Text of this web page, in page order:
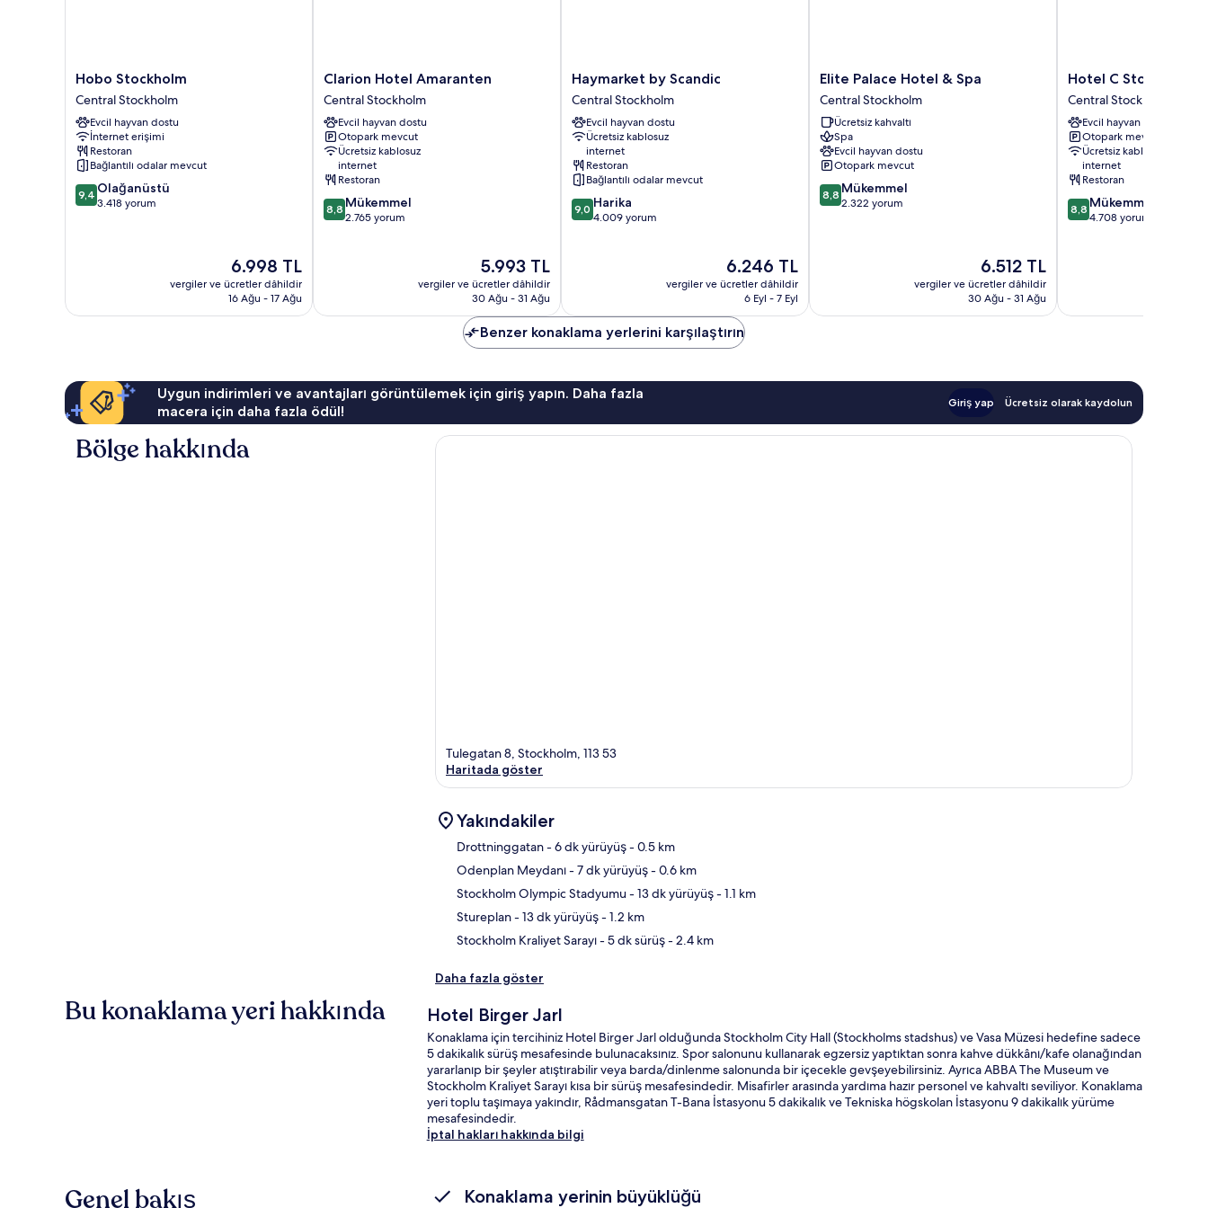
Hobo
Stockholm
Central
Stockholm
Hobo Stockholm
Central Stockholm
Evcil hayvan dostu
İnternet erişimi
Restoran
Bağlantılı odalar mevcut
10
üzerinden
9,4 Olağanüstü
3.418 yorum
Güncel
fiyat:
6.998 TL
6.998 TL
vergiler ve ücretler dâhildir
16 Ağu - 17 Ağu
Clarion
Hotel
Amaranten
Central
Stockholm
Clarion Hotel Amaranten
Central Stockholm
Evcil hayvan dostu
Otopark mevcut
Ücretsiz kablosuz
internet
Restoran
10
üzerinden
8,8 Mükemmel
2.765 yorum
Güncel
fiyat:
5.993 TL
5.993 TL
vergiler ve ücretler dâhildir
30 Ağu - 31 Ağu
Haymarket
by
Scandic
Central
Stockholm
Haymarket by Scandic
Central Stockholm
Evcil hayvan dostu
Ücretsiz kablosuz
internet
Restoran
Bağlantılı odalar mevcut
10
üzerinden
9,0 Harika
4.009 yorum
Güncel
fiyat:
6.246 TL
6.246 TL
vergiler ve ücretler dâhildir
6 Eyl - 7 Eyl
Elite
Palace
Hotel
&
Spa
Central
Stockholm
Elite Palace Hotel & Spa
Central Stockholm
Ücretsiz kahvaltı
Spa
Evcil hayvan dostu
Otopark mevcut
10
üzerinden
8,8 Mükemmel
2.322 yorum
Güncel
fiyat:
6.512 TL
6.512 TL
vergiler ve ücretler dâhildir
30 Ağu - 31 Ağu
Hotel
C
Stockholm
Central
Stockholm
Hotel C Stockholm
Central Stockholm
Evcil hayvan dostu
Otopark mevcut
Ücretsiz kablosuz
internet
Restoran
10
üzerinden
8,8 Mükemmel
4.708 yorum
Benzer konaklama yerlerini karşılaştırın
Uygun indirimleri ve avantajları görüntülemek için giriş yapın. Daha fazla
macera için daha fazla ödül!
Giriş yap Ücretsiz olarak kaydolun
Bölge hakkında
Tulegatan 8, Stockholm, 113 53
Haritada göster
Yakındakiler
Drottninggatan- 6 dk yürüyüş- 0.5 km
Odenplan Meydanı- 7 dk yürüyüş- 0.6 km
Stockholm Olympic Stadyumu- 13 dk yürüyüş- 1.1 km
Stureplan- 13 dk yürüyüş- 1.2 km
Stockholm Kraliyet Sarayı- 5 dk sürüş- 2.4 km
Daha fazla göster
Bu konaklama yeri hakkında Hotel Birger Jarl
Konaklama için tercihiniz Hotel Birger Jarl olduğunda Stockholm City Hall (Stockholms stadshus) ve Vasa Müzesi hedefine sadece
5 dakikalık sürüş mesafesinde bulunacaksınız. Spor salonunu kullanarak egzersiz yaptıktan sonra kahve dükkânı/kafe olanağından
yararlanıp bir şeyler atıştırabilir veya barda/dinlenme salonunda bir içecekle gevşeyebilirsiniz. Ayrıca ABBA The Museum ve
Stockholm Kraliyet Sarayı kısa bir sürüş mesafesindedir. Misafirler arasında yardıma hazır personel ve kahvaltı seviliyor. Konaklama
yeri toplu taşımaya yakındır, Rådmansgatan T-Bana İstasyonu 5 dakikalık ve Tekniska högskolan İstasyonu 9 dakikalık yürüme
mesafesindedir.
İptal hakları hakkında bilgi
Genel bakış Konaklama yerinin büyüklüğü